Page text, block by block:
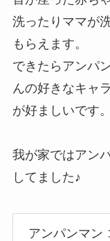
洗ったりママが
もらえます。
できたらアンパ
んの好きなキャ
が好ましいです。
我が家ではアン
してました♪
アンパンマン